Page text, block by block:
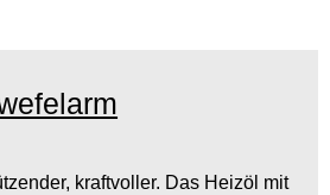
kraftvoller. Das Heizöl mit